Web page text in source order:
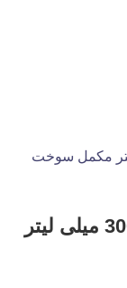
اکتان کرفتول مدل point 8 حجم 300 میلی لیتر